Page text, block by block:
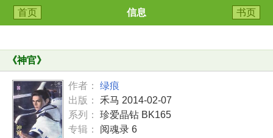
首页 信息 书页
《神官》
作者：
绿痕
出版：
禾马 2014-02-07
系列：
珍爱晶钻 BK165
专辑：
阅魂录 6